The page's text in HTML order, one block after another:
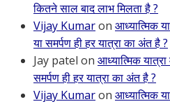
कितने साल बाद लाभ मिलता है ?
Vijay Kumaron आध्यात्मिक
या समर्पण ही हर यात्रा का अंत है ?
Jay patel on आध्यात्मिक
समर्पण ही हर यात्रा का अंत है ?
Vijay Kumaron आध्यात्मिक